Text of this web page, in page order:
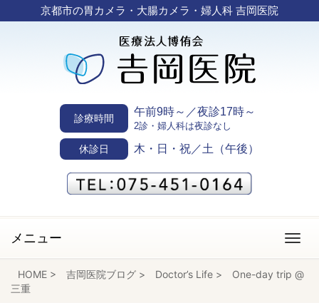
京都市の胃カメラ・大腸カメラ・婦人科 吉岡医院
診療時間
午前9時～／夜診17時～
2診・婦人科は夜診なし
休診日 木・日・祝／土（午後）
メニュー
HOME > 吉岡医院ブログ > Doctor’s Life >
One-day trip @
三重